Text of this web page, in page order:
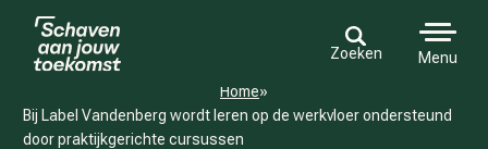
Zoeken
Menu
Home»
Bij Label Vandenberg wordt leren op de werkvloer ondersteund
door praktijkgerichte cursussen